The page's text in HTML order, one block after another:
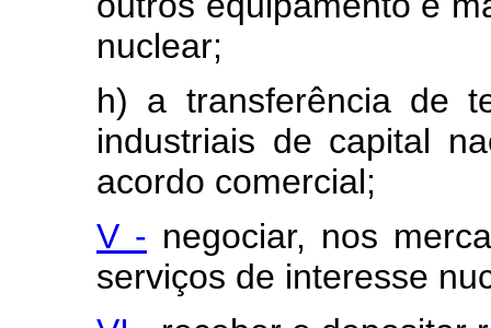
nuclear;
h) a transferência de
industriais de capital
acordo comercial;
V - negociar, nos
serviços de interesse